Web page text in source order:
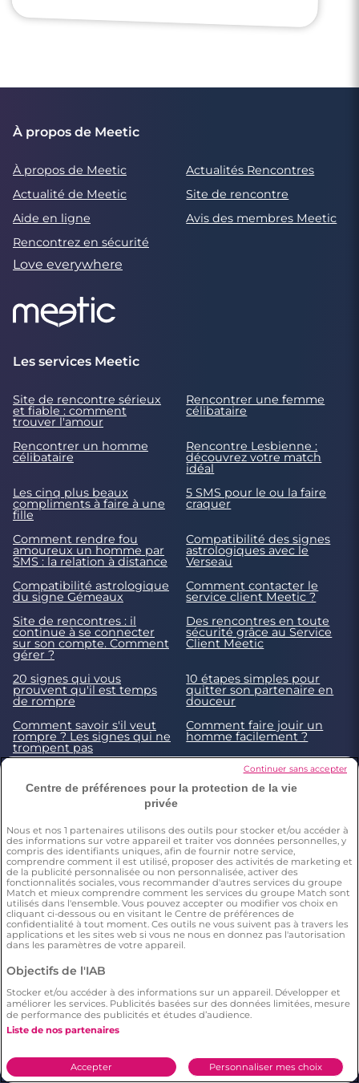
À propos de Meetic
À propos de Meetic
Actualités Rencontres
Actualité de Meetic
Site de rencontre
Aide en ligne
Avis des membres Meetic
Rencontrez en sécurité
Love everywhere
Les services Meetic
Site de rencontre sérieux
et fiable : comment
trouver l'amour
Rencontrer une femme
célibataire
Rencontrer un homme
célibataire
Rencontre Lesbienne :
découvrez votre match
idéal
Les cinq plus beaux
compliments à faire à une
fille
5 SMS pour le ou la faire
craquer
Comment rendre fou
amoureux un homme par
SMS : la relation à distance
Compatibilité des signes
astrologiques avec le
Verseau
Compatibilité astrologique
du signe Gémeaux
Comment contacter le
service client Meetic ?
Site de rencontres : il
continue à se connecter
sur son compte. Comment
gérer ?
Des rencontres en toute
sécurité grâce au Service
Client Meetic
20 signes qui vous
prouvent qu'il est temps
de rompre
10 étapes simples pour
quitter son partenaire en
douceur
Comment savoir s'il veut
rompre ? Les signes qui ne
trompent pas
Comment faire jouir un
homme facilement ?
une femme ?
Comment (bien) faire
l'amour à un homme ?
La règle des huit semaines
astrologiques & prénoms
5 trucs pour tester
(gentiment) votre nouveau
mec
© 2026 by Meetic. Tous droits réservés. Un siteMeetic
Europe
Meetic, l’un des meilleurs sites gratuits de
rencontre sérieuse. Des fonctionnalités gratuites
pour faire de vraies rencontres en toute sécurité :
profils contrôlés, critères de recherche précis et
géolocalisation pour trouver l’amour près de chez
Centre de préférences pour la protection de la vie
privée
Nous et nos 1 partenaires utilisons des outils pour stocker et/ou accéder à
des informations sur votre appareil et traiter vos données personnelles, y
compris des identifiants uniques, afin de fournir notre service,
comprendre comment il est utilisé, proposer des activités de marketing et
de la publicité personnalisée ou non personnalisée, activer des
fonctionnalités sociales, vous recommander d'autres services du groupe
Match et mieux comprendre comment les services du groupe Match sont
utilisés dans l'ensemble. Vous pouvez accepter ou modifier vos choix en
cliquant ci-dessous ou en visitant le Centre de préférences de
confidentialité à tout moment. Ces outils ne vous suivent pas à travers les
applications et les sites web si vous ne nous en donnez pas l'autorisation
dans les paramètres de votre appareil.
Objectifs de l'IAB
Stocker et/ou accéder à des informations sur un appareil. Développer et
améliorer les services. Publicités basées sur des données limitées, mesure
de performance des publicités et études d’audience.
Liste de nos partenaires
Personnaliser mes choix
Accepter
Continuer sans accepter